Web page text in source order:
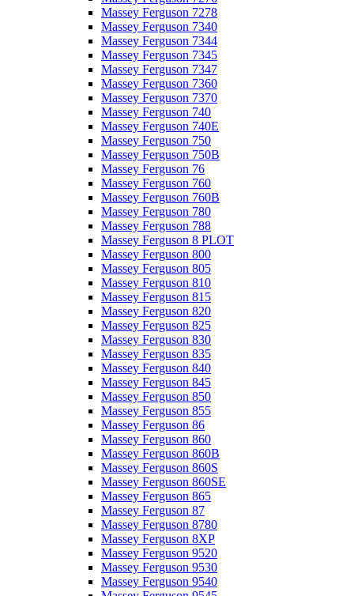
Massey Ferguson 7278
Massey Ferguson 7340
Massey Ferguson 7344
Massey Ferguson 7345
Massey Ferguson 7347
Massey Ferguson 7360
Massey Ferguson 7370
Massey Ferguson 740
Massey Ferguson 740E
Massey Ferguson 750
Massey Ferguson 750B
Massey Ferguson 76
Massey Ferguson 760
Massey Ferguson 760B
Massey Ferguson 780
Massey Ferguson 788
Massey Ferguson 8 PLOT
Massey Ferguson 800
Massey Ferguson 805
Massey Ferguson 810
Massey Ferguson 815
Massey Ferguson 820
Massey Ferguson 825
Massey Ferguson 830
Massey Ferguson 835
Massey Ferguson 840
Massey Ferguson 845
Massey Ferguson 850
Massey Ferguson 855
Massey Ferguson 86
Massey Ferguson 860
Massey Ferguson 860B
Massey Ferguson 860S
Massey Ferguson 860SE
Massey Ferguson 865
Massey Ferguson 87
Massey Ferguson 8780
Massey Ferguson 8XP
Massey Ferguson 9520
Massey Ferguson 9530
Massey Ferguson 9540